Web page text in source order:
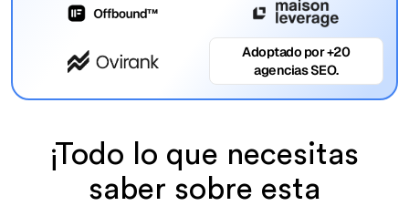
Adoptado por +20
agencias SEO.
¡Todo lo que necesitas
saber sobre esta